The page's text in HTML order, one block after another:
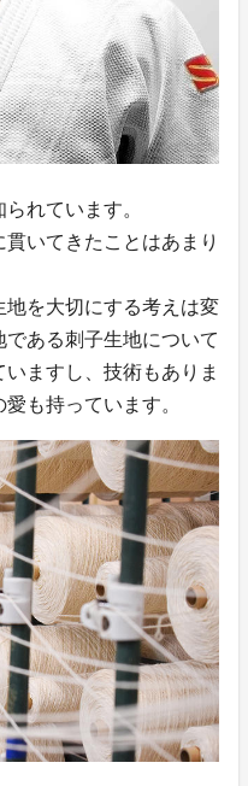
れています。
いてきたことはあまり
を大切にする考えは変
ある刺子生地について
ますし、技術もありま
も持っています。